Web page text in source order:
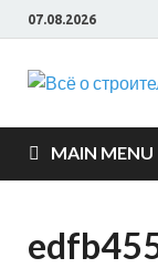
07.08.2026
MAIN MENU